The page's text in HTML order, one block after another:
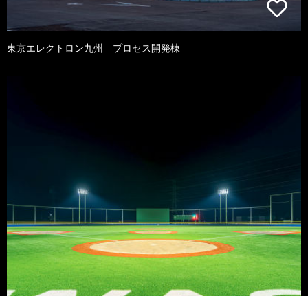
東京エレクトロン九州 プロセス開発棟